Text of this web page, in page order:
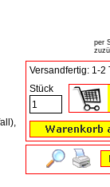
per
Versandfertig: 1-2
Stück